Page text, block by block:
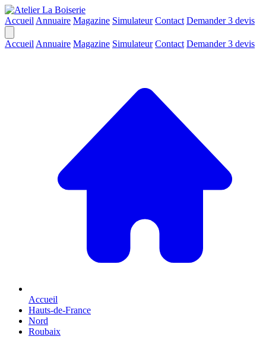
Accueil Annuaire Magazine Simulateur Contact Demander 3 devis
Accueil Annuaire Magazine Simulateur Contact Demander 3 devis
Accueil
Hauts-de-France
Nord
Roubaix